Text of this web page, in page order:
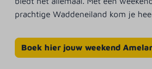
prachtige Waddeneiland kom je
Boek hier jouw weekend